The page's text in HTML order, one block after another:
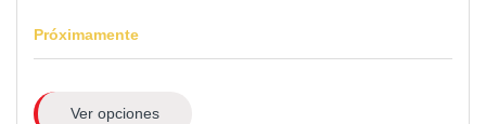
Próximamente
Ver opciones